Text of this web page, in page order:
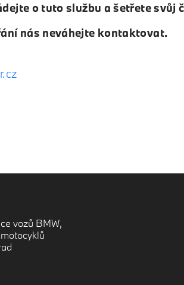
o tuto službu a šetřete svůj
nás neváhejte kontaktovat.
vozů BMW,